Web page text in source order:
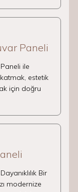
Paneli
ile
estetik
için doğru
Bir
modernize